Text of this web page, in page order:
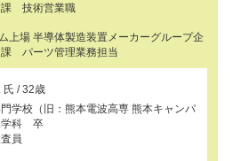
課 技術営業職
上場 半導体製造装置メーカーグループ企
課 パーツ管理業務担当
/ 32歳
学校（旧：熊本電波高専 熊本キャンパ
学科 卒
員